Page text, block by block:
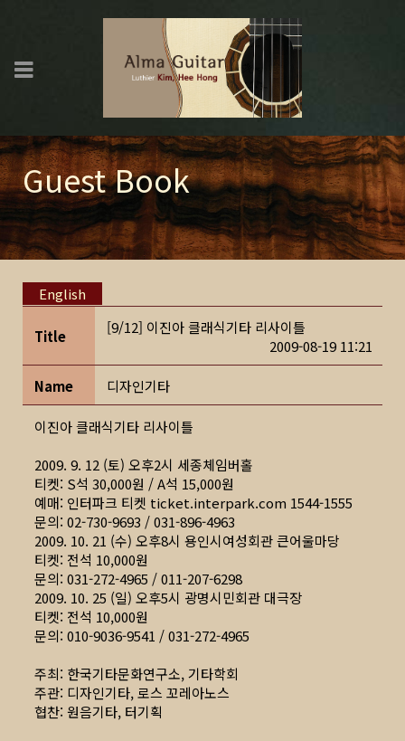
Guest Book
English
Title
[9/12] 이진아 클래식기타 리사이틀
2009-08-19 11:21
Name 디자인기타
이진아 클래식기타 리사이틀
2009. 9. 12 (토) 오후2시 세종체임버홀
티켓: S석 30,000원 / A석 15,000원
예매: 인터파크 티켓 ticket.interpark.com 1544-1555
문의: 02-730-9693 / 031-896-4963
2009. 10. 21 (수) 오후8시 용인시여성회관 큰어울마당
티켓: 전석 10,000원
문의: 031-272-4965 / 011-207-6298
2009. 10. 25 (일) 오후5시 광명시민회관 대극장
티켓: 전석 10,000원
문의: 010-9036-9541 / 031-272-4965
주최: 한국기타문화연구소, 기타학회
주관: 디자인기타, 로스 꼬레아노스
협찬: 원음기타, 터기획